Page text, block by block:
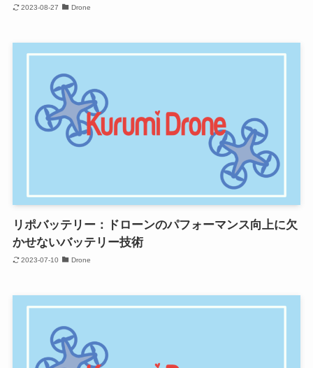
2023-08-27 Drone
リポバッテリー：ドローンのパフォーマンス向上に欠
かせないバッテリー技術
2023-07-10 Drone